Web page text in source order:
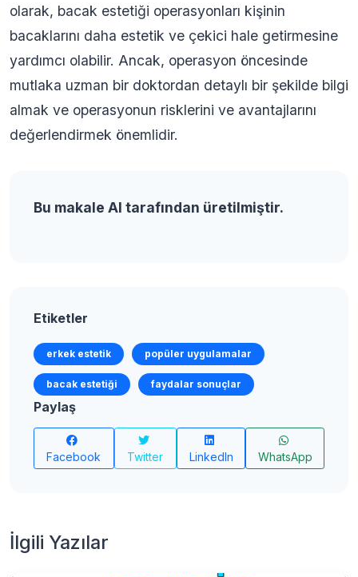
olarak, bacak estetiği operasyonları kişinin
bacaklarını daha estetik ve çekici hale getirmesine
yardımcı olabilir. Ancak, operasyon öncesinde
mutlaka uzman bir doktordan detaylı bir şekilde bilgi
almak ve operasyonun risklerini ve avantajlarını
değerlendirmek önemlidir.
Bu makale AI tarafından üretilmiştir.
Etiketler
erkek estetik popüler uygulamalar
bacak estetiği faydalar sonuçlar
Paylaş
Facebook Twitter LinkedIn WhatsApp
İlgili Yazılar